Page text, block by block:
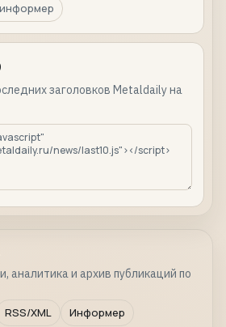
заголовков Metaldaily на
аналитика и архив публикаций по
RSS/XML Информер